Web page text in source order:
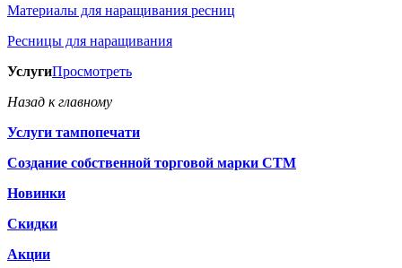
Материалы для наращивания ресниц
Ресницы для наращивания
УслугиПросмотреть
Назад к главному
Услуги тампопечати
Создание собственной торговой марки СТМ
Новинки
Скидки
Акции